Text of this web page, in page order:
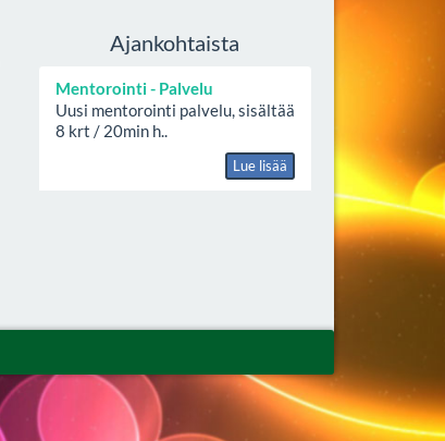
Ajankohtaista
Mentorointi - Palvelu
Uusi mentorointi palvelu, sisältää
8 krt / 20min h..
Lue lisää